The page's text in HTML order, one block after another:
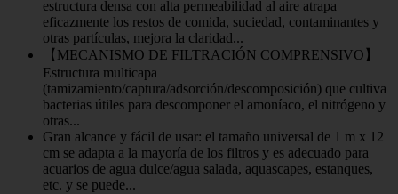
estructura densa con alta permeabilidad al aire atrapa
eficazmente los restos de comida, suciedad, contaminantes y
otras partículas, mejora la claridad...
【MECANISMO DE FILTRACIÓN COMPRENSIVO】
Estructura multicapa
(tamizamiento/captura/adsorción/descomposición) que cultiva
bacterias útiles para descomponer el amoníaco, el nitrógeno y
otras...
Gran alcance y fácil de usar: el tamaño universal de 1 m x 12
cm se adapta a la mayoría de los filtros y es adecuado para
acuarios de agua dulce/agua salada, aquascapes, estanques,
etc. y se puede...